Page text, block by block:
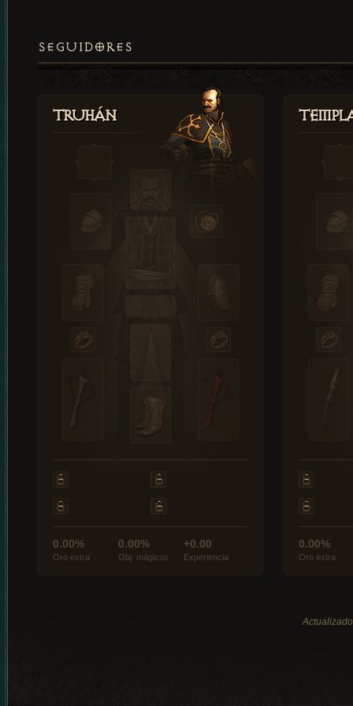
SEGUIDORES
Truhán
0.00%
Oro extra
0.00%
Obj. mágicos
+0.00
Experiencia
0.00%
Oro extra